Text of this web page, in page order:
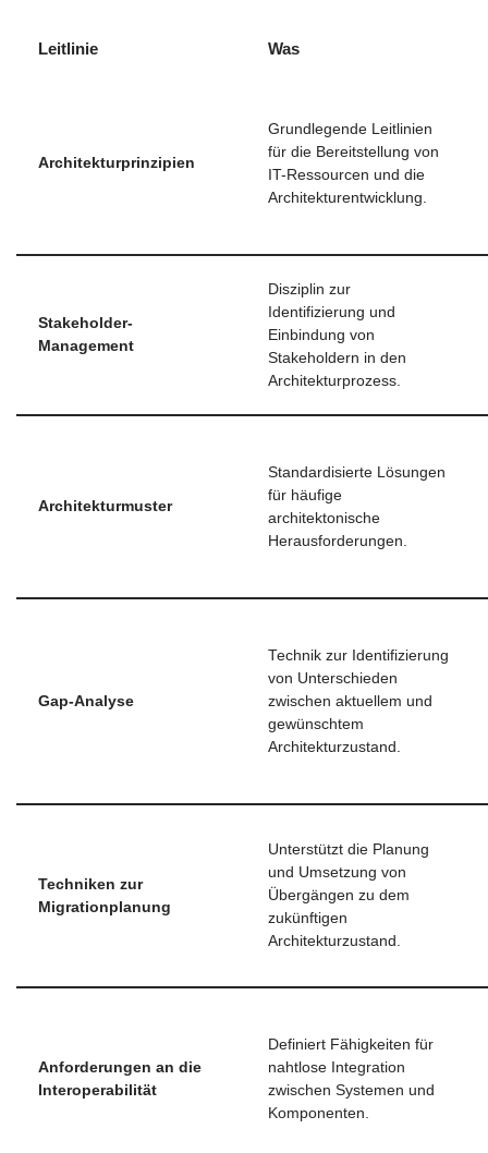
Leitlinie Was
Architekturprinzipien
Grundlegende Leitlinien
für die Bereitstellung von
IT-Ressourcen und die
Architekturentwicklung.
Stakeholder-
Management
Disziplin zur
Identifizierung und
Einbindung von
Stakeholdern in den
Architekturprozess.
Architekturmuster
Standardisierte Lösungen
für häufige
architektonische
Herausforderungen.
Gap-Analyse
Technik zur Identifizierung
von Unterschieden
zwischen aktuellem und
gewünschtem
Architekturzustand.
Techniken zur
Migrationplanung
Unterstützt die Planung
und Umsetzung von
Übergängen zu dem
zukünftigen
Architekturzustand.
Anforderungen an die
Interoperabilität
Definiert Fähigkeiten für
nahtlose Integration
zwischen Systemen und
Komponenten.